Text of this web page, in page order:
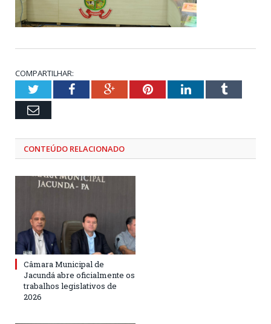
COMPARTILHAR:
TwitterFacebookGoogle+PinterestLinkedInTumblr
Email
CONTEÚDO RELACIONADO
Câmara Municipal de
Jacundá abre oficialmente os
trabalhos legislativos de
2026